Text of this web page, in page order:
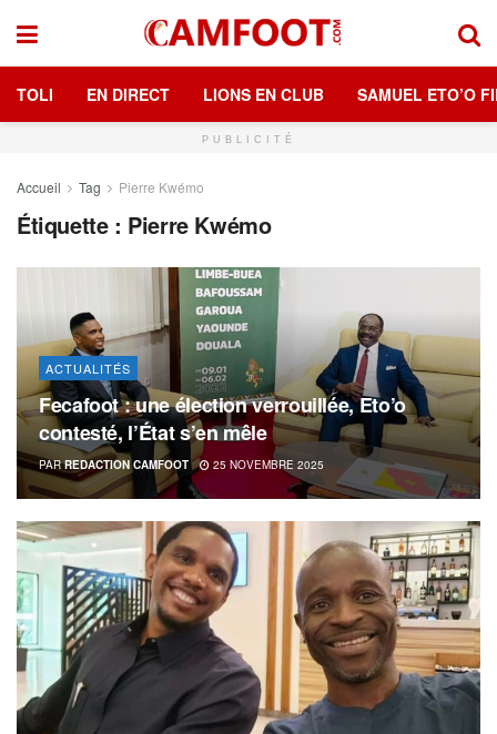
TOLI EN DIRECT LIONS EN CLUB SAMUEL ETO’O
PUBLICITÉ
Accueil Tag Pierre Kwémo
Étiquette : Pierre Kwémo
ACTUALITÉS
Fecafoot : une élection verrouillée, Eto’o
contesté, l’État s’en mêle
PAR REDACTION CAMFOOT 25 NOVEMBRE 2025